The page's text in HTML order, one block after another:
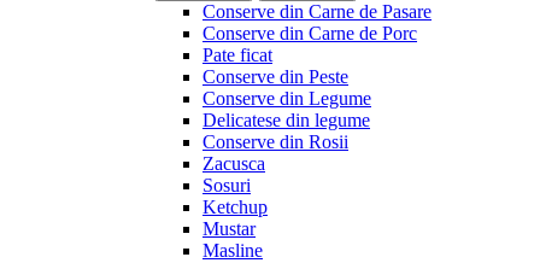
Conserve din Carne de Pasare
Conserve din Carne de Porc
Pate ficat
Conserve din Peste
Conserve din Legume
Delicatese din legume
Conserve din Rosii
Zacusca
Sosuri
Ketchup
Mustar
Masline